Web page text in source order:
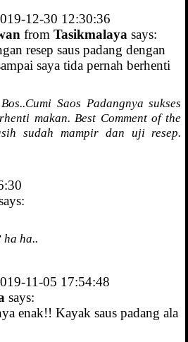
12-30 12:30:36
from Tasikmalaya says:
resep saus padang dengan
saya tida pernah berhenti
Saos Padangnya sukses
makan. Best Comment of the
sudah mampir dan uji resep.
ha ha..
11-05 17:54:48
says:
enak!! Kayak saus padang ala